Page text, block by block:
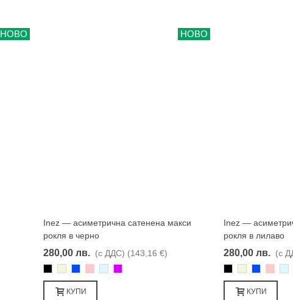
НОВО НОВО
Харесвам
Inez — асиметрична сатенена макси
рокля в черно
280,00 лв. (с ДДС) (143,16 €)
КУПИ
Inez —
рокля в лилаво
280,00 лв. (с
КУПИ